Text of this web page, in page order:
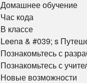
Домашнее обучение
Час кода
В классе
Leena & #039; s
Познакомьтесь с
Познакомьтесь с
Новые возможности